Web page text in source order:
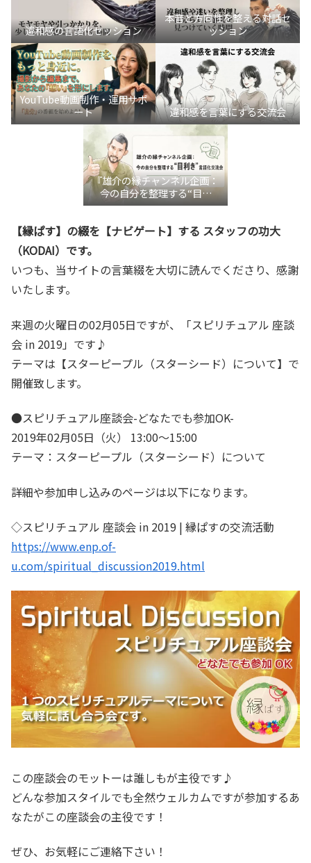
違和感の言語化セッション
本音と方向性を整える対話セ
ッション
YouTube動画制作・運用サポ
ート
違和感を言葉にする交流会
『雄介の縁チャンネル企画：
今の自分を整理する“目利
き”言語化交流会』
【縁ぱす】の綴を【ナビゲート】する スタッフの功大
（KODAI）です。
いつも、当サイトの言葉綴を大切に読んでくださり、感謝
いたします。
来週の火曜日の02月05日ですが、「スピリチュアル 座談
会 in 2019」です♪
テーマは【スターピープル（スターシード）について】で
開催致します。
●スピリチュアル座談会-どなたでも参加OK-
2019年02月05日（火） 13:00～15:00
テーマ：スターピープル（スターシード）について
詳細や参加申し込みのページは以下になります。
◇スピリチュアル 座談会 in 2019 | 縁ぱすの交流活動
https://www.enp.of-
u.com/spiritual_discussion2019.html
この座談会のモットーは誰しもが主役です♪
どんな参加スタイルでも全然ウェルカムですが参加するあ
なたがこの座談会の主役です！
ぜひ、お気軽にご連絡下さい！